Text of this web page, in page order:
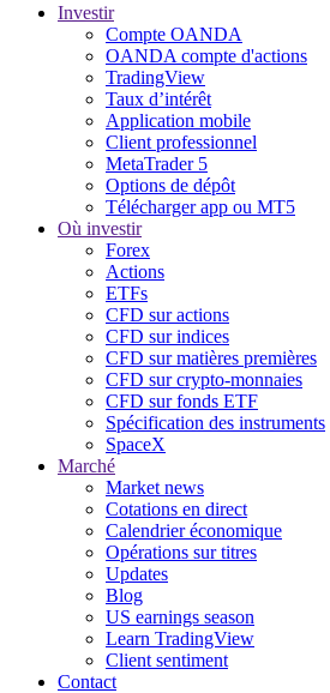
Investir
Compte OANDA
OANDA compte d'actions
TradingView
Taux d’intérêt
Application mobile
Client professionnel
MetaTrader 5
Options de dépôt
Télécharger app ou MT5
Où investir
Forex
Actions
ETFs
CFD sur actions
CFD sur indices
CFD sur matières premières
CFD sur crypto-monnaies
CFD sur fonds ETF
Spécification des instruments
SpaceX
Marché
Market news
Cotations en direct
Calendrier économique
Opérations sur titres
Updates
Blog
US earnings season
Learn TradingView
Client sentiment
Contact